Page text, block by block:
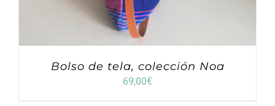
Bolso de tela, colección Noa
69,00€